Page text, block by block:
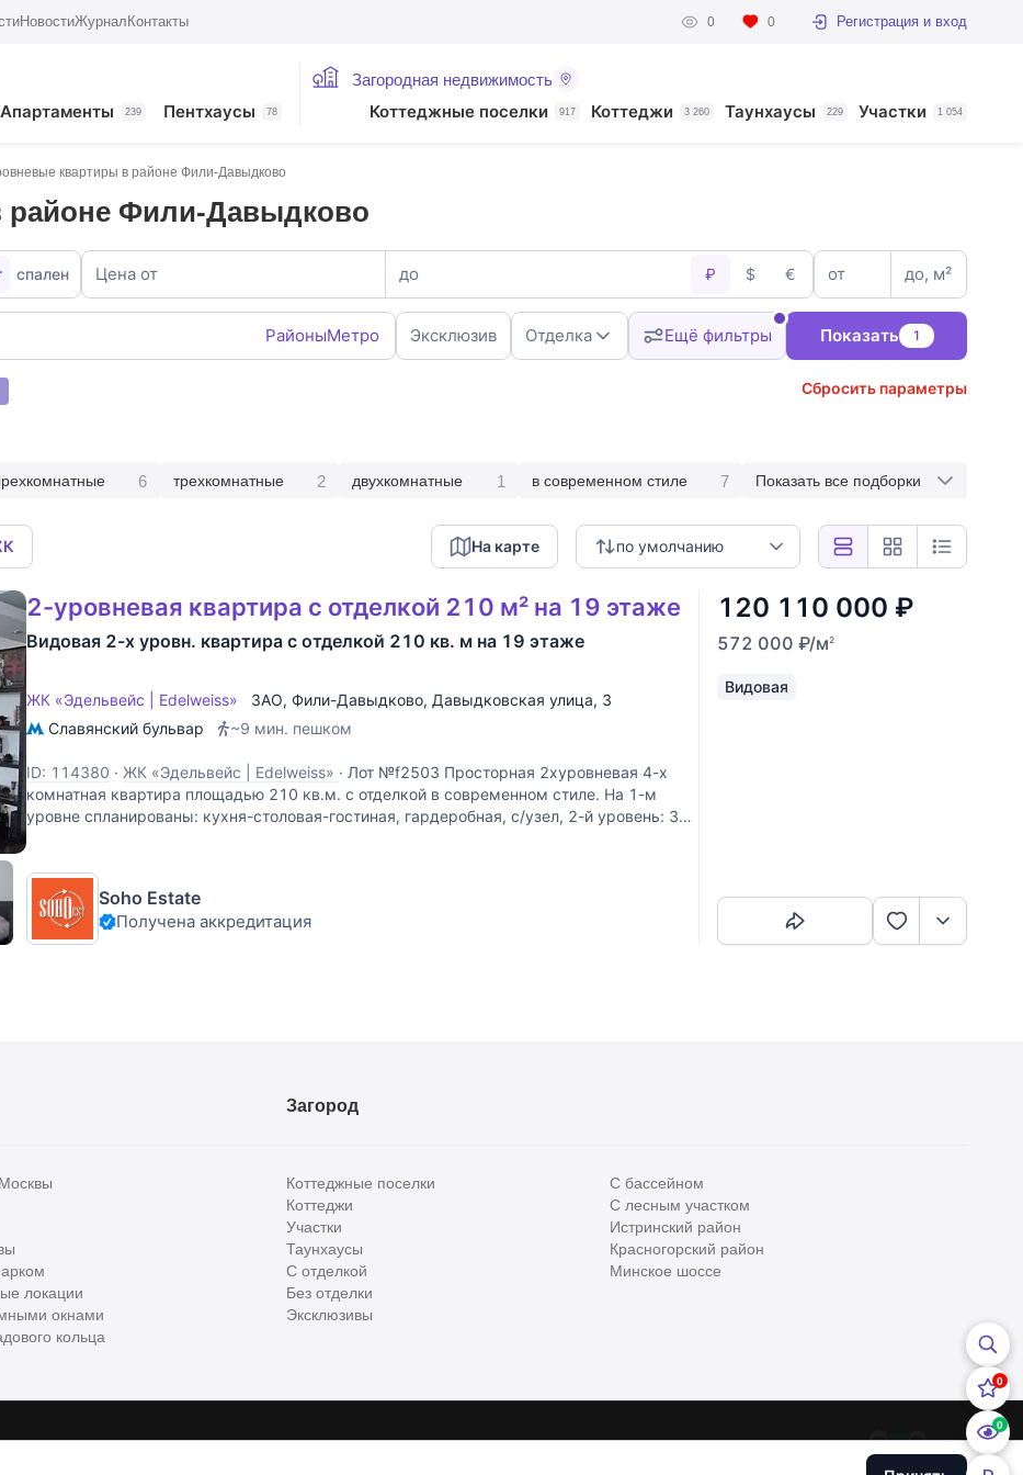
НовостиЖурнал Контакты 0 0 Регистрация и вход
Апартаменты 239 Пентхаусы 78
Загородная недвижимость
Коттеджные поселки 917 Коттеджи 3 260 Таунхаусы 229 Участки 1 054
квартиры в районе Фили-Давыдково
районе Фили-Давыдково
спален Цена от до ₽ $ € от до, м²
РайоныМетро Эксклюзив Отделка Ещё фильтры Показать 1
Сбросить параметры
6 трехкомнатные 2 двухкомнатные 1 в современном стиле 7 Показать все подборки
по умолчанию
На карте
2-уровневая квартира с отделкой 210 м² на 19 этаже
Видовая 2-х уровн. квартира с отделкой 210 кв. м на 19 этаже
ЖК «Эдельвейс | Edelweiss» ЗАО, Фили-Давыдково, Давыдковская улица, 3
Славянский бульвар
~9 мин. пешком
ID: 114380 · ЖК «Эдельвейс | Edelweiss» · Лот №f2503 Просторная 2хуровневая 4-х
комнатная квартира площадью 210 кв.м. с отделкой в современном стиле. На 1-м
уровне спланированы: кухня-столовая-гостиная, гардеробная, с/узел, 2-й уровень: 3
Soho Estate
Получена аккредитация
120 110 000 ₽
572 000 ₽/м2
Видовая
локации
окнами
кольца
Загород
Коттеджные поселки
Коттеджи
Участки
Таунхаусы
С отделкой
Без отделки
Эксклюзивы
С бассейном
С лесным участком
Истринский район
Красногорский район
Минское шоссе
0
0
Все
Сегодня